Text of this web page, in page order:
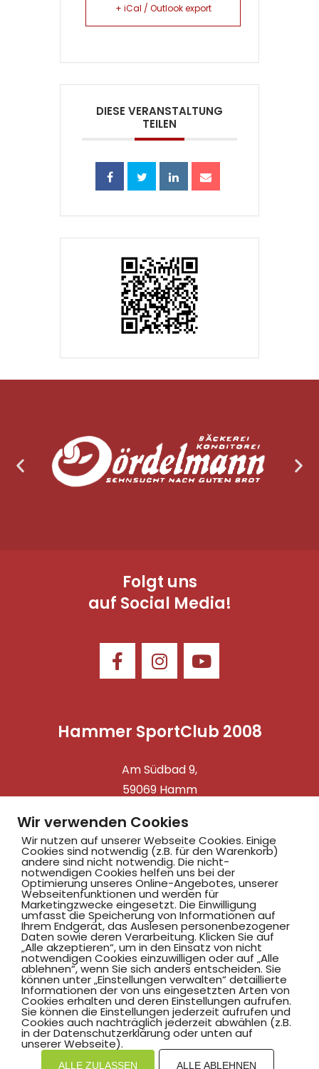
+ iCal / Outlook export
DIESE VERANSTALTUNG
TEILEN
Folgt uns
auf Social Media!
Hammer SportClub 2008
Am Südbad 9,
59069 Hamm
©2025 Hammer SportClub 2008 e.V.
Mit zum Verein by PASSGEBER
Impressum
Datenschutz
Hinweisgebersystem
Wir verwenden Cookies
Wir nutzen auf unserer Webseite Cookies. Einige
Cookies sind notwendig (z.B. für den Warenkorb)
andere sind nicht notwendig. Die nicht-
notwendigen Cookies helfen uns bei der
Optimierung unseres Online-Angebotes, unserer
Webseitenfunktionen und werden für
Marketingzwecke eingesetzt. Die Einwilligung
umfasst die Speicherung von Informationen auf
Ihrem Endgerät, das Auslesen personenbezogener
Daten sowie deren Verarbeitung. Klicken Sie auf
„Alle akzeptieren“, um in den Einsatz von nicht
notwendigen Cookies einzuwilligen oder auf „Alle
ablehnen“, wenn Sie sich anders entscheiden. Sie
können unter „Einstellungen verwalten“ detaillierte
Informationen der von uns eingesetzten Arten von
Cookies erhalten und deren Einstellungen aufrufen.
Sie können die Einstellungen jederzeit aufrufen und
Cookies auch nachträglich jederzeit abwählen (z.B.
in der Datenschutzerklärung oder unten auf
unserer Webseite).
ALLE ZULASSEN ALLE ABLEHNEN